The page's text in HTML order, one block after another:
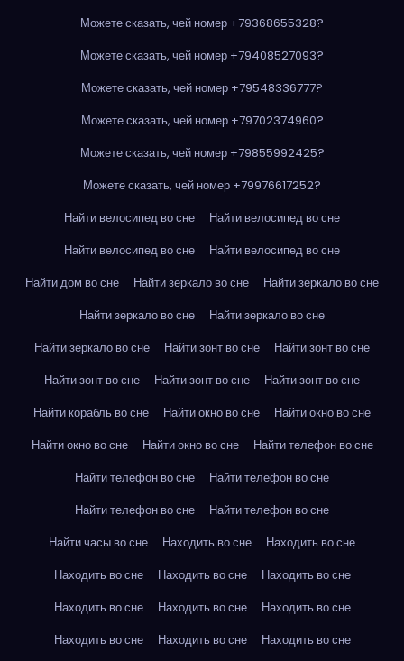
Можете сказать, чей номер +79368655328?
Можете сказать, чей номер +79408527093?
Можете сказать, чей номер +79548336777?
Можете сказать, чей номер +79702374960?
Можете сказать, чей номер +79855992425?
Можете сказать, чей номер +79976617252?
Найти велосипед во сне
Найти велосипед во сне
Найти велосипед во сне
Найти велосипед во сне
Найти дом во сне
Найти зеркало во сне
Найти зеркало во сне
Найти зеркало во сне
Найти зеркало во сне
Найти зеркало во сне
Найти зонт во сне
Найти зонт во сне
Найти зонт во сне
Найти зонт во сне
Найти зонт во сне
Найти корабль во сне
Найти окно во сне
Найти окно во сне
Найти окно во сне
Найти окно во сне
Найти телефон во сне
Найти телефон во сне
Найти телефон во сне
Найти телефон во сне
Найти телефон во сне
Найти часы во сне
Находить во сне
Находить во сне
Находить во сне
Находить во сне
Находить во сне
Находить во сне
Находить во сне
Находить во сне
Находить во сне
Находить во сне
Находить во сне